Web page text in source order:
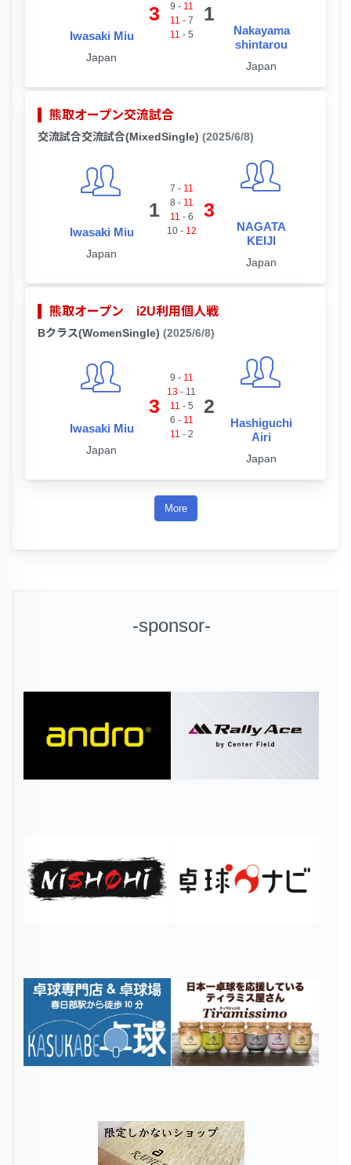
Iwasaki Miu
Japan
3
9 - 11
11 - 7
11 - 5
1
Nakayama
shintarou
Japan
熊取オープン交流試合
交流試合交流試合(MixedSingle) (2025/6/8)
Iwasaki Miu
Japan
1
7 - 11
8 - 11
11 - 6
10- 12
3
NAGATA
KEIJI
Japan
熊取オープン i2U利用個人戦
Bクラス(WomenSingle) (2025/6/8)
Iwasaki Miu
Japan
3
9 - 11
13 - 11
11 - 5
6 - 11
11 - 2
2
Hashiguchi
Airi
Japan
More
-sponsor-